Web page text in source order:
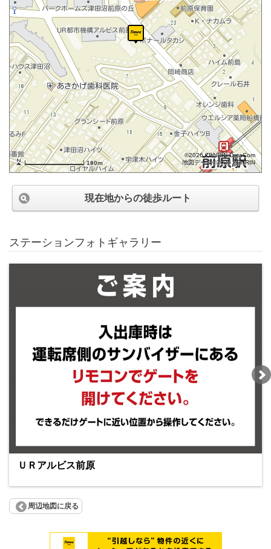
100m
©2026 ZENRIN DataCom
地図データ©2026 ZENRIN
現在地からの徒歩ルート
ステーションフォトギャラリー
ＵＲアルビス前原
周辺地図に戻る